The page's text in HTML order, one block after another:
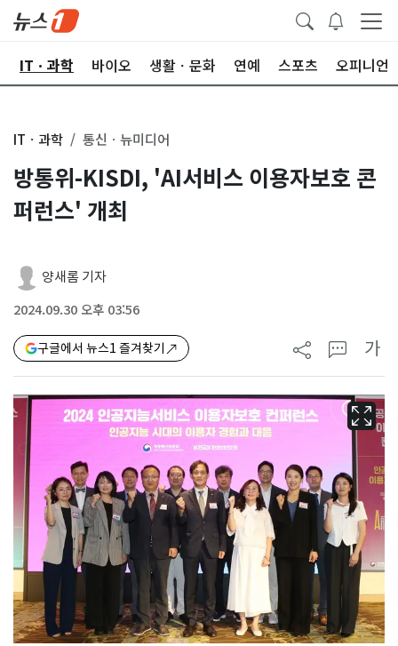
ITㆍ과학 바이오 생활ㆍ문화 연예 스포츠 오피니언
ITㆍ과학 통신ㆍ뉴미디어
방통위-KISDI, 'AI서비스 이용자보호 콘
퍼런스' 개최
양새롬 기자
2024.09.30 오후 03:56
구글에서 뉴스1 즐겨찾기 가